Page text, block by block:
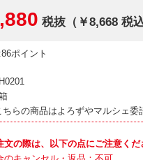
税抜（￥8,668 税込
ポイント
ちらの商品はよろずやマルシェ
文の際は、以下の点にご注意くだ